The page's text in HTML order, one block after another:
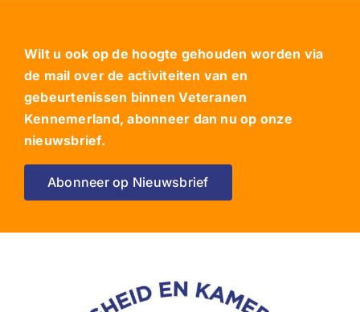
Wilt u ook op de hoogte gehouden worden via
de mail over de activiteiten van en
gebeurtenissen binnen Veteranen
Kennemerland, abonneer dan nu op onze
nieuwsbrief.
Abonneer op Nieuwsbrief